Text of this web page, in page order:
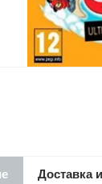
Доставка